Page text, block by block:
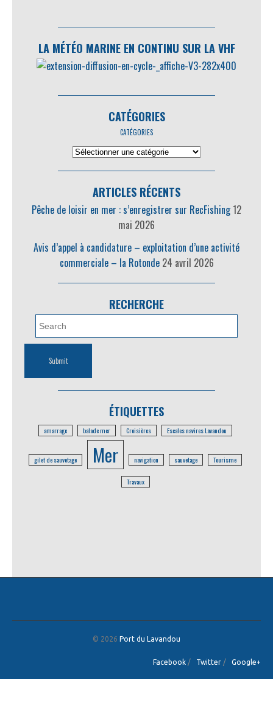
LA MÉTÉO MARINE EN CONTINU SUR LA VHF
CATÉGORIES
CATÉGORIES
ARTICLES RÉCENTS
Pêche de loisir en mer : s’enregistrer sur RecFishing12
mai 2026
Avis d’appel à candidature – exploitation d’une activité
commerciale – la Rotonde 24 avril 2026
RECHERCHE
ÉTIQUETTES
amarrage balade mer Croisières Escales navires Lavandou
gilet de sauvetage Mer navigation sauvetage Tourisme
Travaux
© 2026 Port du Lavandou
Facebook / Twitter / Google+